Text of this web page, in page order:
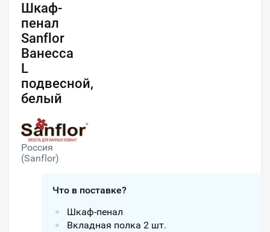
Шкаф-
пенал
Sanflor
Ванесса
L
подвесной,
белый
Россия
(Sanflor)
Что в поставке?
Шкаф-пенал
Вкладная полка 2 шт.